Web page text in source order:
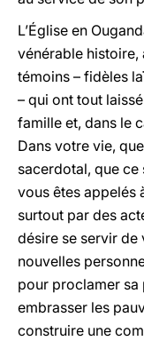
L’Église en
vénérable histoire,
témoins – fidèles
– qui ont tout
famille et, dans le
Dans votre vie,
sacerdotal, que
vous êtes appelés
surtout par des
désire se servir
nouvelles
pour proclamer sa
embrasser les
construire une